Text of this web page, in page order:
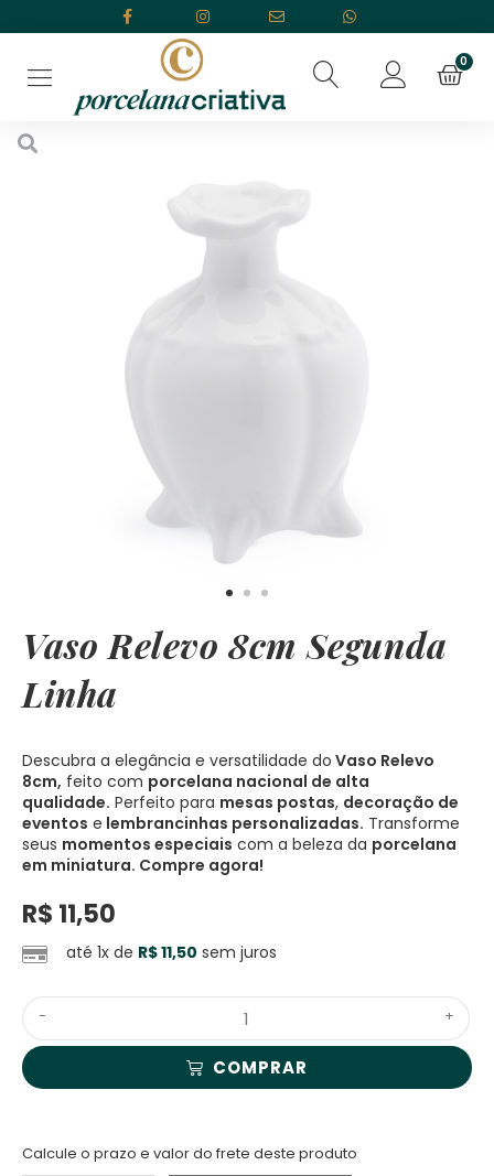
OUTLET/R$9,00/ Vaso Relevo 8cm Segunda Linha
Vaso Relevo 8cm Segunda
Linha
Descubra a elegância e versatilidade do Vaso Relevo
8cm, feito com porcelana nacional de alta
qualidade. Perfeito para mesas postas, decoração de
eventos e lembrancinhas personalizadas. Transforme
seus momentos especiais com a beleza da porcelana
em miniatura. Compre agora!
R$ 11,50
até 1x de R$11,50 sem juros
- +
COMPRAR
Calcule o prazo e valor do frete deste produto